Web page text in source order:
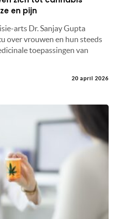
en pijn
arts Dr. Sanjay Gupta
over vrouwen en hun steeds
toepassingen van
20 april 2026